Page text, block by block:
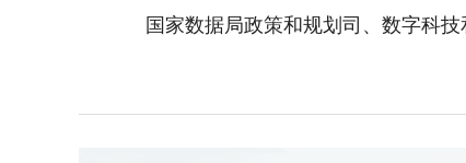
国家数据局政策和规划司、数字科技